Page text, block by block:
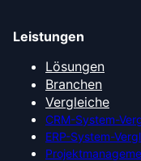
Leistungen
Lösungen
Branchen
Vergleiche
CRM-System-
ERP-System-